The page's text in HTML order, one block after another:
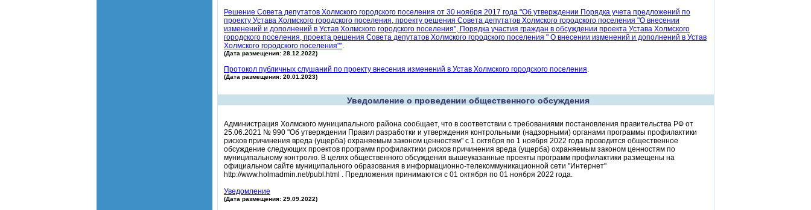
Решение Совета депутатов Холмского городского поселения от 30 ноября 2017 года "Об утверждении Порядка учета предложений по
проекту Устава Холмского городского поселения, проекту решения Совета депутатов Холмского городского поселения "О внесении
изменений и дополнений в Устав Холмского городского поселения", Порядка участия граждан в обсуждении проекта Устава Холмского
городского поселения, проекта решения Совета депутатов Холмского городского поселения " О внесении изменений и дополнений в Устав
Холмского городского поселения"".
(Дата размещения: 28.12.2022)
Протокол публичных слушаний по проекту внесения изменений в Устав Холмского городского поселения.
(Дата размещения: 20.01.2023)
Уведомление о проведении общественного обсуждения
Администрация Холмского муниципального района сообщает, что в соответствии с требованиями постановления правительства РФ от
25.06.2021 № 990 "Об утверждении Правил разработки и утверждения контрольными (надзорными) органами программы профилактики
рисков причинения вреда (ущерба) охраняемым законом ценностям" с 1 октября по 1 ноября 2022 года проводится общественное
обсуждение следующих проектов программ профилактики рисков причинения вреда (ущерба) охраняемым законом ценностям по
муниципальному контролю. В целях общественного обсуждения вышеуказанные проекты программ профилактики размещены на
официальном сайте муниципального образования в информационно-телекоммуникационной сети "Интернет"
http://www.holmadmin.net/publ.html . Предложения принимаются с 01 октября по 01 ноября 2022 года.
Уведомление
(Дата размещения: 29.09.2022)